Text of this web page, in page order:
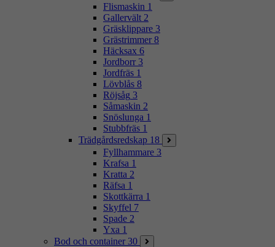
Flismaskin 1
Gallervält 2
Gräsklippare 3
Grästrimmer 8
Häcksax 6
Jordborr 3
Jordfräs 1
Lövblås 8
Röjsåg 3
Såmaskin 2
Snöslunga 1
Stubbfräs 1
Trädgårdsredskap 18
Fyllhammare 3
Krafsa 1
Kratta 2
Räfsa 1
Skottkärra 1
Skyffel 7
Spade 2
Yxa 1
Bod och container 30